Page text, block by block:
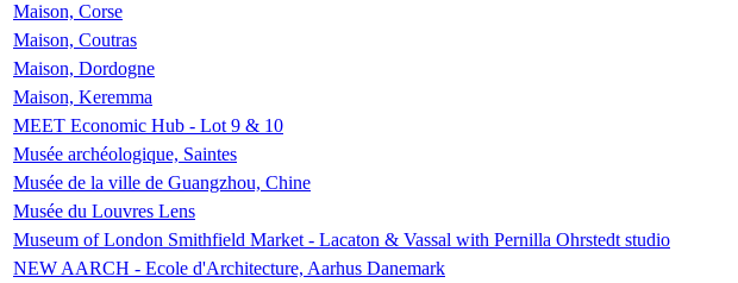
Maison, Corse
Maison, Coutras
Maison, Dordogne
Maison, Keremma
MEET Economic Hub - Lot 9 & 10
Musée archéologique, Saintes
Musée de la ville de Guangzhou, Chine
Musée du Louvres Lens
Museum of London Smithfield Market - Lacaton & Vassal with Pernilla Ohrstedt studio
NEW AARCH - Ecole d'Architecture, Aarhus Danemark